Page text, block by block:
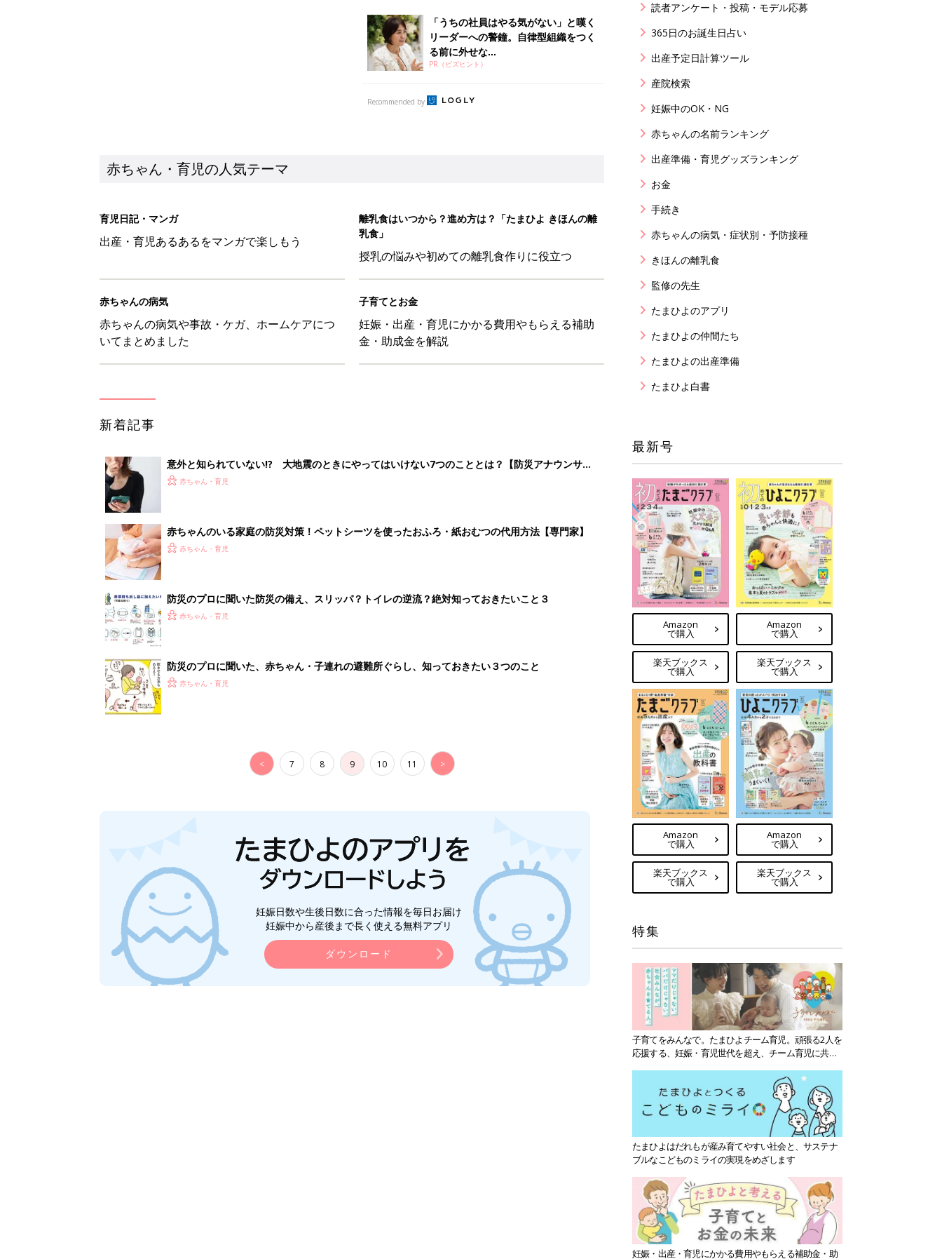
「うちの社員はやる気がない」と嘆く
リーダーへの警鐘。自律型組織をつく
る前に外せな...
PR（ビズヒント）
Recommended by
赤ちゃん・育児の人気テーマ
育児日記・マンガ
出産・育児あるあるをマンガで楽しもう
離乳食はいつから？進め方は？「たまひよ きほんの離
乳食」
授乳の悩みや初めての離乳食作りに役立つ
赤ちゃんの病気
赤ちゃんの病気や事故・ケガ、ホームケアにつ
いてまとめました
子育てとお金
妊娠・出産・育児にかかる費用やもらえる補助
金・助成金を解説
新着記事
意外と知られていない!? 大地震のときにやってはいけない7つのこととは？【防災アナウンサ
ー】赤ちゃん・育児
赤ちゃんのいる家庭の防災対策！ペットシーツを使ったおふろ・紙おむつの代用方法【専門家】
赤ちゃん・育児
防災のプロに聞いた防災の備え、スリッパ？トイレの逆流？絶対知っておきたいこと３
赤ちゃん・育児
防災のプロに聞いた、赤ちゃん・子連れの避難所ぐらし、知っておきたい３つのこと
赤ちゃん・育児
< 7 8 9 10 11 >
妊娠日数や生後日数に合った情報を毎日お届け
妊娠中から産後まで長く使える無料アプリ
ダウンロード
読者アンケート・投稿・モデル応募
365日のお誕生日占い
出産予定日計算ツール
産院検索
妊娠中のOK・NG
赤ちゃんの名前ランキング
出産準備・育児グッズランキング
お金
手続き
赤ちゃんの病気・症状別・予防接種
きほんの離乳食
監修の先生
たまひよのアプリ
たまひよの仲間たち
たまひよの出産準備
たまひよ白書
最新号
Amazon
で購入
楽天ブックス
で購入
Amazon
で購入
楽天ブックス
で購入
Amazon
で購入
楽天ブックス
で購入
Amazon
で購入
楽天ブックス
で購入
特集
子育てをみんなで。たまひよチーム育児。頑張る2人を
応援する、妊娠・育児世代を超え、チーム育児に共感
たまひよはだれもが産み育てやすい社会と、サステナ
ブルなこどものミライの実現をめざします
妊娠・出産・育児にかかる費用やもらえる補助金・助